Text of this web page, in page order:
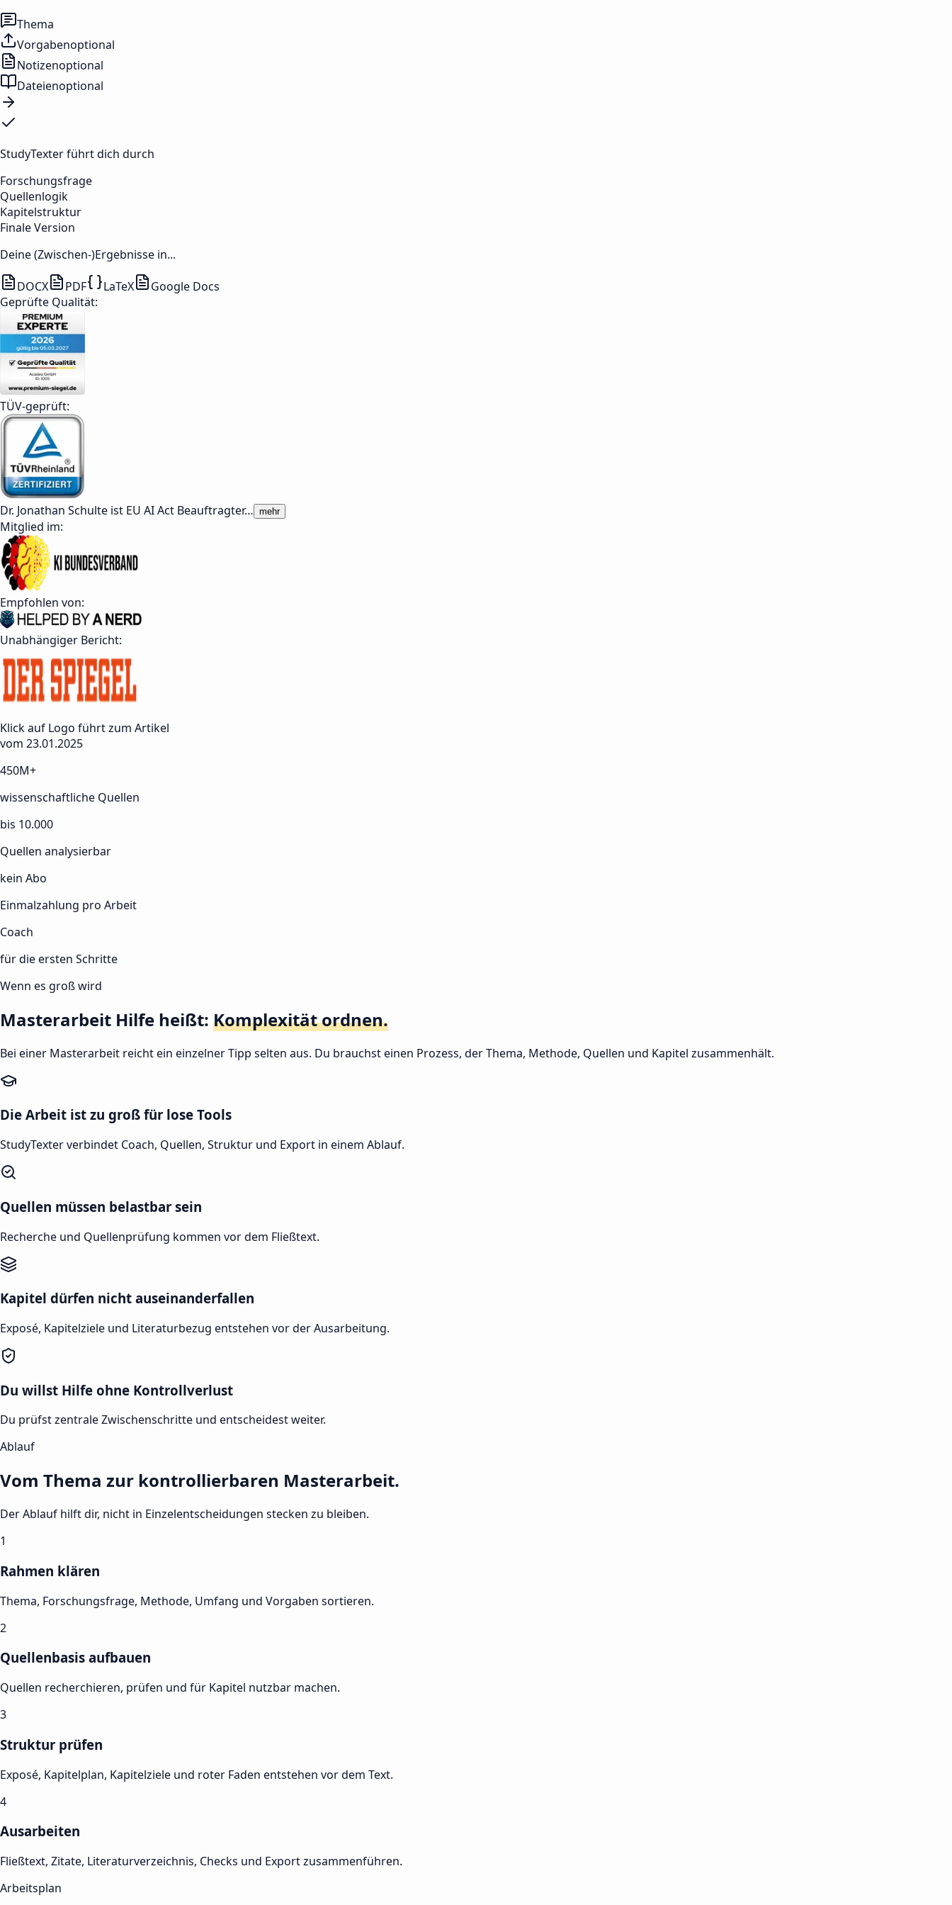
Thema
Vorgabenoptional
Notizenoptional
Dateienoptional
StudyTexter führt dich durch
Forschungsfrage
Quellenlogik
Kapitelstruktur
Finale Version
Deine (Zwischen-)Ergebnisse in...
DOCX PDF LaTeX
Google Docs
Geprüfte Qualität:
TÜV-geprüft:
Dr. Jonathan Schulte ist EU AI Act Beauftragter… mehr
Mitglied im:
Empfohlen von:
Unabhängiger Bericht:
Klick auf Logo führt zum Artikel
vom 23.01.2025
450M+
wissenschaftliche Quellen
bis 10.000
Quellen analysierbar
kein Abo
Einmalzahlung pro Arbeit
Coach
für die ersten Schritte
Wenn es groß wird
Masterarbeit Hilfe heißt: Komplexität ordnen.
Bei einer Masterarbeit reicht ein einzelner Tipp selten aus. Du brauchst einen Prozess, der Thema, Methode, Quellen und Kapitel zusammenhält.
Die Arbeit ist zu groß für lose Tools
StudyTexter verbindet Coach, Quellen, Struktur und Export in einem Ablauf.
Quellen müssen belastbar sein
Recherche und Quellenprüfung kommen vor dem Fließtext.
Kapitel dürfen nicht auseinanderfallen
Exposé, Kapitelziele und Literaturbezug entstehen vor der Ausarbeitung.
Du willst Hilfe ohne Kontrollverlust
Du prüfst zentrale Zwischenschritte und entscheidest weiter.
Ablauf
Vom Thema zur kontrollierbaren Masterarbeit.
Der Ablauf hilft dir, nicht in Einzelentscheidungen stecken zu bleiben.
1
Rahmen klären
Thema, Forschungsfrage, Methode, Umfang und Vorgaben sortieren.
2
Quellenbasis aufbauen
Quellen recherchieren, prüfen und für Kapitel nutzbar machen.
3
Struktur prüfen
Exposé, Kapitelplan, Kapitelziele und roter Faden entstehen vor dem Text.
4
Ausarbeiten
Fließtext, Zitate, Literaturverzeichnis, Checks und Export zusammenführen.
Arbeitsplan